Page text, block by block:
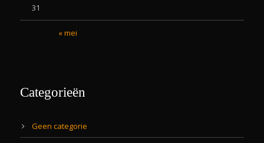
« mei
31
Categorieën
Geen categorie